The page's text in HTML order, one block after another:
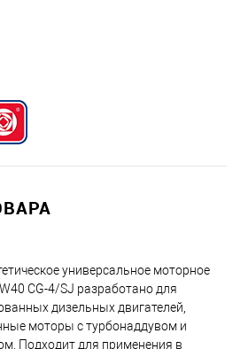
универсальное моторное
CG-4/SJ разработано для
дизельных двигателей,
моторы с турбонаддувом и
Подходит для применения в